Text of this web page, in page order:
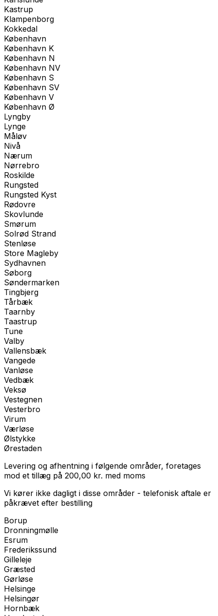
Kastrup
Klampenborg
Kokkedal
København
København K
København N
København NV
København S
København SV
København V
København Ø
Lyngby
Lynge
Måløv
Nivå
Nærum
Nørrebro
Roskilde
Rungsted
Rungsted Kyst
Rødovre
Skovlunde
Smørum
Solrød Strand
Stenløse
Store Magleby
Sydhavnen
Søborg
Søndermarken
Tingbjerg
Tårbæk
Taarnby
Taastrup
Tune
Valby
Vallensbæk
Vangede
Vanløse
Vedbæk
Veksø
Vestegnen
Vesterbro
Virum
Værløse
Ølstykke
Ørestaden
Levering og afhentning i følgende områder, foretages
mod et tillæg på 200,00 kr. med moms
Vi kører ikke dagligt i disse områder - telefonisk aftale er
påkrævet efter bestilling
Borup
Dronningmølle
Esrum
Frederikssund
Gilleleje
Græsted
Gørløse
Helsinge
Helsingør
Hornbæk